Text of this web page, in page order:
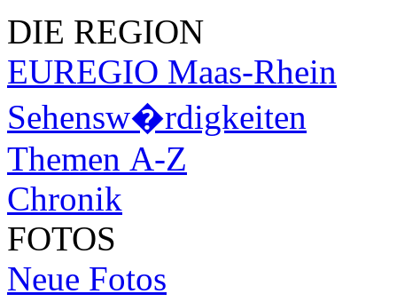
DIE REGION
EUREGIO Maas-Rhein
Sehensw�rdigkeiten
Themen A-Z
Chronik
FOTOS
Neue Fotos